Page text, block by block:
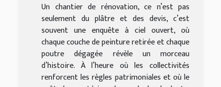
Un chantier de rénovation, ce n’est pas
seulement du plâtre et des devis, c’est
souvent une enquête à ciel ouvert, où
chaque couche de peinture retirée et chaque
poutre dégagée révèle un morceau
d’histoire. À l’heure où les collectivités
renforcent les règles patrimoniales et où le